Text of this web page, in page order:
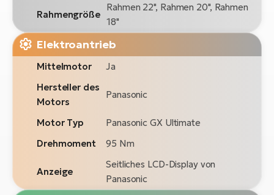
Rahmengröße
Rahmen 22", Rahmen 20", Rahmen
18"
Elektroantrieb
Mittelmotor
Ja
Hersteller des
Motors
Panasonic
Motor Typ
Panasonic GX Ultimate
Drehmoment
95 Nm
Anzeige
Seitliches LCD-Display von
Panasonic